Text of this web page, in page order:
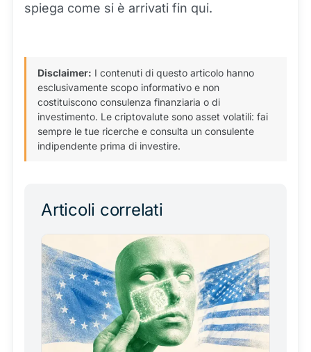
spiega come si è arrivati fin qui.
Disclaimer: I contenuti di questo articolo hanno
esclusivamente scopo informativo e non
costituiscono consulenza finanziaria o di
investimento. Le criptovalute sono asset volatili: fai
sempre le tue ricerche e consulta un consulente
indipendente prima di investire.
Articoli correlati